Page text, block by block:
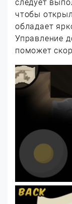
следует
чтобы
обладает
Управление
поможет